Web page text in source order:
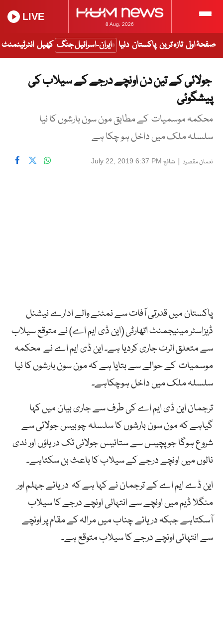
8 Aug, 2026
LIVE
صفحۂ اول تازہ ترین پاکستان دنیا ایران-اسرائیل جنگ کھیل انٹرٹینمنٹ
جولائی کے تین دن اونچے درجے کے سیلاب کی
پیشگوئی
محکمہ موسمیات کے مطابق مون سون بارشوں کا نیا
سلسلہ ملک میں داخل ہو چکا ہے
نعمان مقصود | شائع July 22, 2019 6:37 PM
پاکستان میں قدرتی آفات سے نمٹنے والے ادارے نیشنل
ڈیزاسٹر مینیجمنٹ اتھارٹی (این ڈی ایم اے) نے متوقع سیلاب
سے متعلق الرٹ جاری کردیا ہے۔ این ڈی ایم اے نے محکمہ
موسمیات کے حوالے سے بتایا ہے کہ مون سون بارشوں کا نیا
سلسلہ ملک میں داخل ہوچکاہے۔
ترجمان این ڈی ایم اے کی طرف سے جاری بیان میں کہا
گیاہے کہ مون سون بارشوں کا سلسلہ چوبیس جولائی سے
شروع ہوگا جو پچیس سے ستائیس جولائی تک دریاؤں اور ندی
نالوں میں اونچے درجے کے سیلاب کا باعث بن سکتاہے۔
این ڈے ایم اے کے ترجمان نے کہا ہے کہ دریائے جہلم اور
منگلا ڈیم میں اونچے سے انتہائی اونچے درجے کا سیلاب
آسکتاہے جبکہ دریائے چناب میں مرالہ کے مقام پر اونچے
سے انتہائی اونچے درجے کا سیلاب متوقع ہے۔